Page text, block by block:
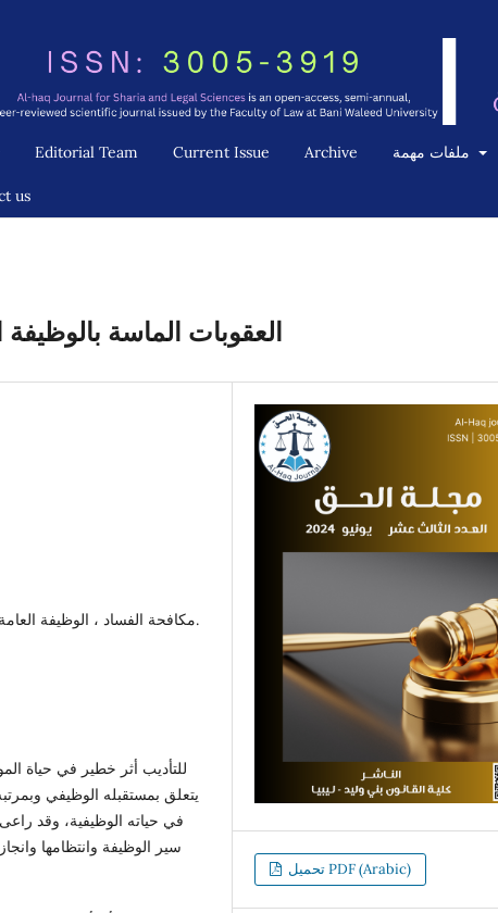
Editorial Team Current Issue Archive
us
العقوبات الماسة
مكافحة الفساد ، الوظيفة العامة ، العقوبات ، المرافق ، المخالفات التأديبية.
يتعلق بمستقبله الوظيفي
في حياته الوظيفية، وقد
سير الوظيفة وانتظامها
تحميل PDF (Arabic)